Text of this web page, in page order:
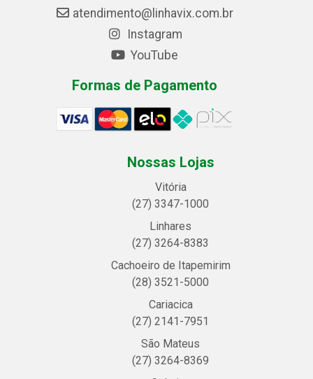
atendimento@linhavix.com.br
Instagram
YouTube
Formas de Pagamento
Nossas Lojas
Vitória
(27) 3347-1000
Linhares
(27) 3264-8383
Cachoeiro de Itapemirim
(28) 3521-5000
Cariacica
(27) 2141-7951
São Mateus
(27) 3264-8369